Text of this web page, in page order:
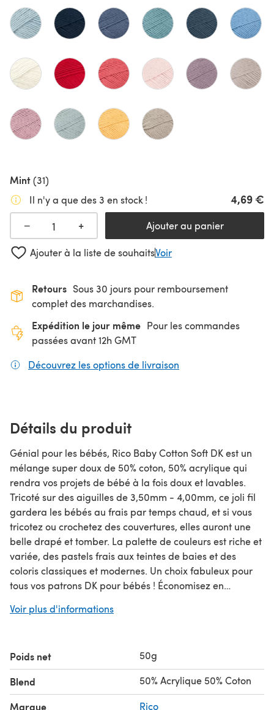
Mint(31)
Il n'y a que des 3 en stock !
4,69 €
−
+ Ajouter au panier
Ajouter à la liste de souhaitsVoir
Retours Sous 30 jours pour remboursement
complet des marchandises.
Expédition le jour même Pour les commandes
passées avant 12h GMT
Découvrez les options de livraison
Détails du produit
Génial pour les bébés, Rico Baby Cotton Soft DK est un
mélange super doux de 50% coton, 50% acrylique qui
rendra vos projets de bébé à la fois doux et lavables.
Tricoté sur des aiguilles de 3,50mm - 4,00mm, ce joli fil
gardera les bébés au frais par temps chaud, et si vous
tricotez ou crochetez des couvertures, elles auront une
belle drapé et tomber. La palette de couleurs est riche et
variée, des pastels frais aux teintes de baies et des
coloris classiques et modernes. Un choix fabuleux pour
tous vos patrons DK pour bébés ! Économisez en
Économisez en achetant plus ! Cliquez ici pour nos Packs
Voir plus d'informations
Poids net 50g
Blend 50% Acrylique 50% Coton
Marque Rico